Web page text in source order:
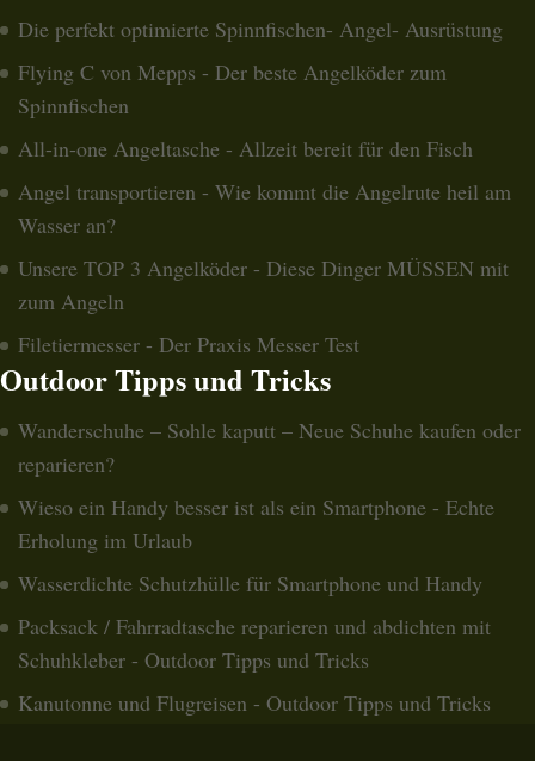
Die perfekt optimierte Spinnfischen- Angel- Ausrüstung
Flying C von Mepps - Der beste Angelköder zum
Spinnfischen
All-in-one Angeltasche - Allzeit bereit für den Fisch
Angel transportieren - Wie kommt die Angelrute heil am
Wasser an?
Unsere TOP 3 Angelköder - Diese Dinger MÜSSEN mit
zum Angeln
Filetiermesser - Der Praxis Messer Test
Outdoor Tipps und Tricks
Wanderschuhe – Sohle kaputt – Neue Schuhe kaufen oder
reparieren?
Wieso ein Handy besser ist als ein Smartphone - Echte
Erholung im Urlaub
Wasserdichte Schutzhülle für Smartphone und Handy
Packsack / Fahrradtasche reparieren und abdichten mit
Schuhkleber - Outdoor Tipps und Tricks
Kanutonne und Flugreisen - Outdoor Tipps und Tricks